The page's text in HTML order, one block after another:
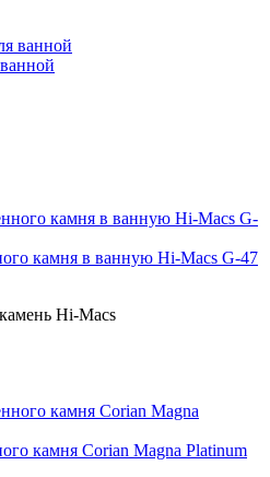
камня в ванную Hi-Macs G-47
Hi-Macs
камня Corian Magna Platinum